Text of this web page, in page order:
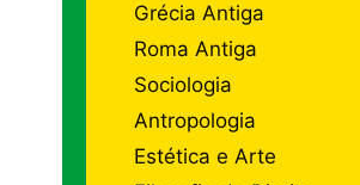
Grécia Antiga
Roma Antiga
Sociologia
Antropologia
Estética e Arte